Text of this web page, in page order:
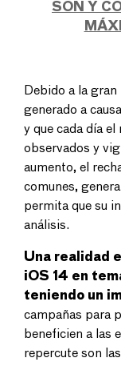
SON Y
Debido a la
generado a
y que cada día
observados y
aumento, el
comunes,
permita que su
análisis.
Una realidad
iOS 14 en
teniendo un
campañas para
beneficien a las
repercute son